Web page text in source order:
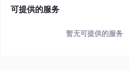
可提供的服务
暂无可提供的服务